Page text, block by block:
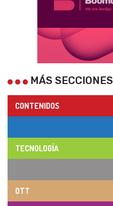
MÁS SECCIONES
CONTENIDOS
TECNOLOGÍA
OTT